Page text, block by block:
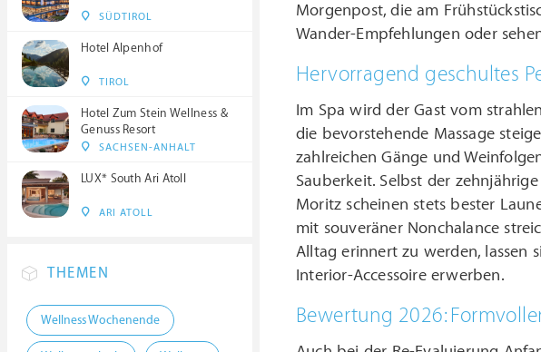
Morgenpost, die am
Wander-Empfehlungen oder
Hervorragend geschultes
Im Spa wird der Gast vom
die bevorstehende Massage
zahlreichen Gänge und
Sauberkeit. Selbst der
Moritz scheinen stets bester
mit souveräner Nonchalance
Alltag erinnert zu werden, lassen
Interior-Accessoire erwerben.
Bewertung 2026:
SÜDTIROL
Hotel Alpenhof
TIROL
Hotel Zum Stein Wellness &
Genuss Resort
SACHSEN-ANHALT
LUX* South Ari Atoll
ARI ATOLL
THEMEN
Wellness Wochenende